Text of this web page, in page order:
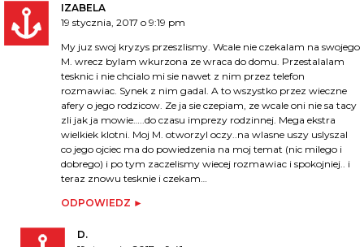
IZABELA
19 stycznia, 2017 o 9:19 pm
My juz swoj kryzys przeszlismy. Wcale nie czekalam na swojego
M. wrecz bylam wkurzona ze wraca do domu. Przestalalam
tesknic i nie chcialo mi sie nawet z nim przez telefon
rozmawiac. Synek z nim gadal. A to wszystko przez wieczne
afery o jego rodzicow. Ze ja sie czepiam, ze wcale oni nie sa tacy
zli jak ja mowie…..do czasu imprezy rodzinnej. Mega ekstra
wielkiek klotni. Moj M. otworzyl oczy..na wlasne uszy uslyszal
co jego ojciec ma do powiedzenia na moj temat (nic milego i
dobrego) i po tym zaczelismy wiecej rozmawiac i spokojniej.. i
teraz znowu tesknie i czekam…
ODPOWIEDZ
D.